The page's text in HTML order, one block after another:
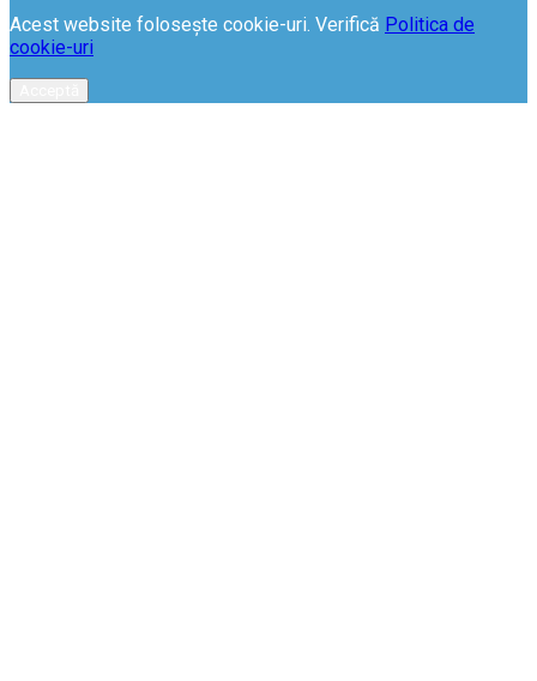
Acest website folosește cookie-uri. Verifică Politica de
cookie-uri